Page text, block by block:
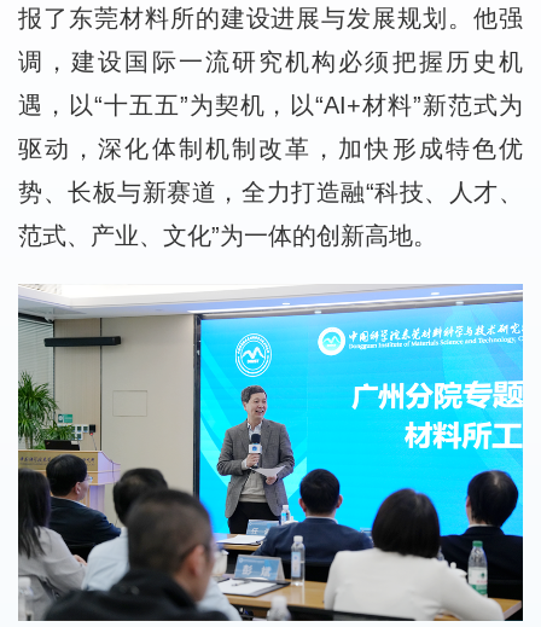
报了东莞材料所的建设进展与发展规划。他强
调，建设国际一流研究机构必须把握历史机
遇，以“十五五”为契机，以“AI+材料”新范式为
驱动，深化体制机制改革，加快形成特色优
势、长板与新赛道，全力打造融“科技、人才、
范式、产业、文化”为一体的创新高地。